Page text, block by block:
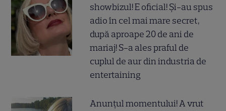
showbizul! E oficial! Și-au spus
adio în cel mai mare secret,
după aproape 20 de ani de
mariaj! S-a ales praful de
cuplul de aur din industria de
entertaining
Anunțul momentului! A vrut